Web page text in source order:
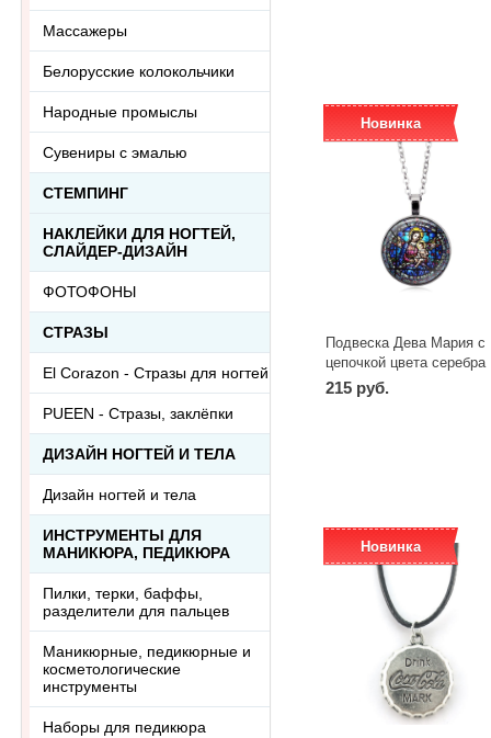
Новинка
Подвеска Дева Мария с
цепочкой цвета серебра
215 руб.
Новинка
Массажеры
Белорусские колокольчики
Народные промыслы
Сувениры с эмалью
СТЕМПИНГ
НАКЛЕЙКИ ДЛЯ НОГТЕЙ,
СЛАЙДЕР-ДИЗАЙН
ФОТОФОНЫ
СТРАЗЫ
El Corazon - Стразы для ногтей
PUEEN - Cтразы, заклёпки
ДИЗАЙН НОГТЕЙ И ТЕЛА
Дизайн ногтей и тела
ИНСТРУМЕНТЫ ДЛЯ
МАНИКЮРА, ПЕДИКЮРА
Пилки, терки, баффы,
разделители для пальцев
Маникюрные, педикюрные и
косметологические
инструменты
Наборы для педикюра